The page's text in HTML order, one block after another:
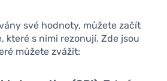
své hodnoty, můžete začít
které s nimi rezonují. Zde jsou
můžete zvážit: